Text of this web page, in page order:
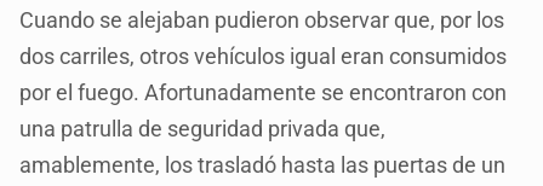
Cuando se alejaban pudieron observar que, por los
dos carriles, otros vehículos igual eran consumidos
por el fuego. Afortunadamente se encontraron con
una patrulla de seguridad privada que,
amablemente, los trasladó hasta las puertas de un